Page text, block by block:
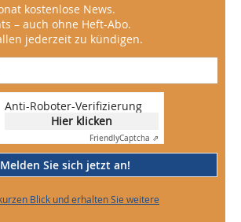
kostenlose News.
– auch ohne Heft-Abo.
jederzeit zu kündigen.
Anti-Roboter-Verifizierung
Hier klicken
FriendlyCaptcha ⇗
Melden Sie sich jetzt an!
Blick und erhalten Sie weitere